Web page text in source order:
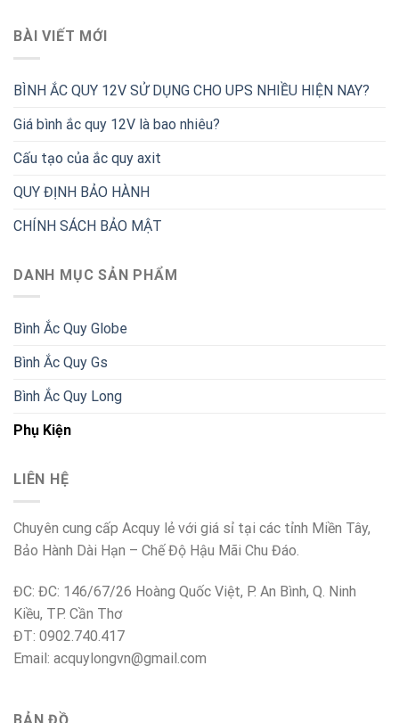
BÀI VIẾT MỚI
BÌNH ẮC QUY 12V SỬ DỤNG CHO UPS NHIỀU HIỆN NAY?
Giá bình ắc quy 12V là bao nhiêu?
Cấu tạo của ắc quy axit
QUY ĐỊNH BẢO HÀNH
CHÍNH SÁCH BẢO MẬT
DANH MỤC SẢN PHẨM
Bình Ắc Quy Globe
Bình Ắc Quy Gs
Bình Ắc Quy Long
Phụ Kiện
LIÊN HỆ
Chuyên cung cấp Acquy lẻ với giá sỉ tại các tỉnh Miền Tây,
Bảo Hành Dài Hạn – Chế Độ Hậu Mãi Chu Đáo.
ĐC: ĐC: 146/67/26 Hoàng Quốc Việt, P. An Bình, Q. Ninh
Kiều, TP. Cần Thơ
ĐT: 0902.740.417
Email: acquylongvn@gmail.com